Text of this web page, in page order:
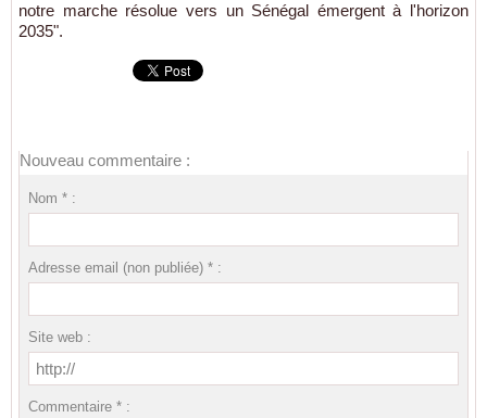
notre marche résolue vers un Sénégal émergent à l'horizon
2035".
Nouveau commentaire :
Nom * :
Adresse email (non publiée) * :
Site web :
Commentaire * :